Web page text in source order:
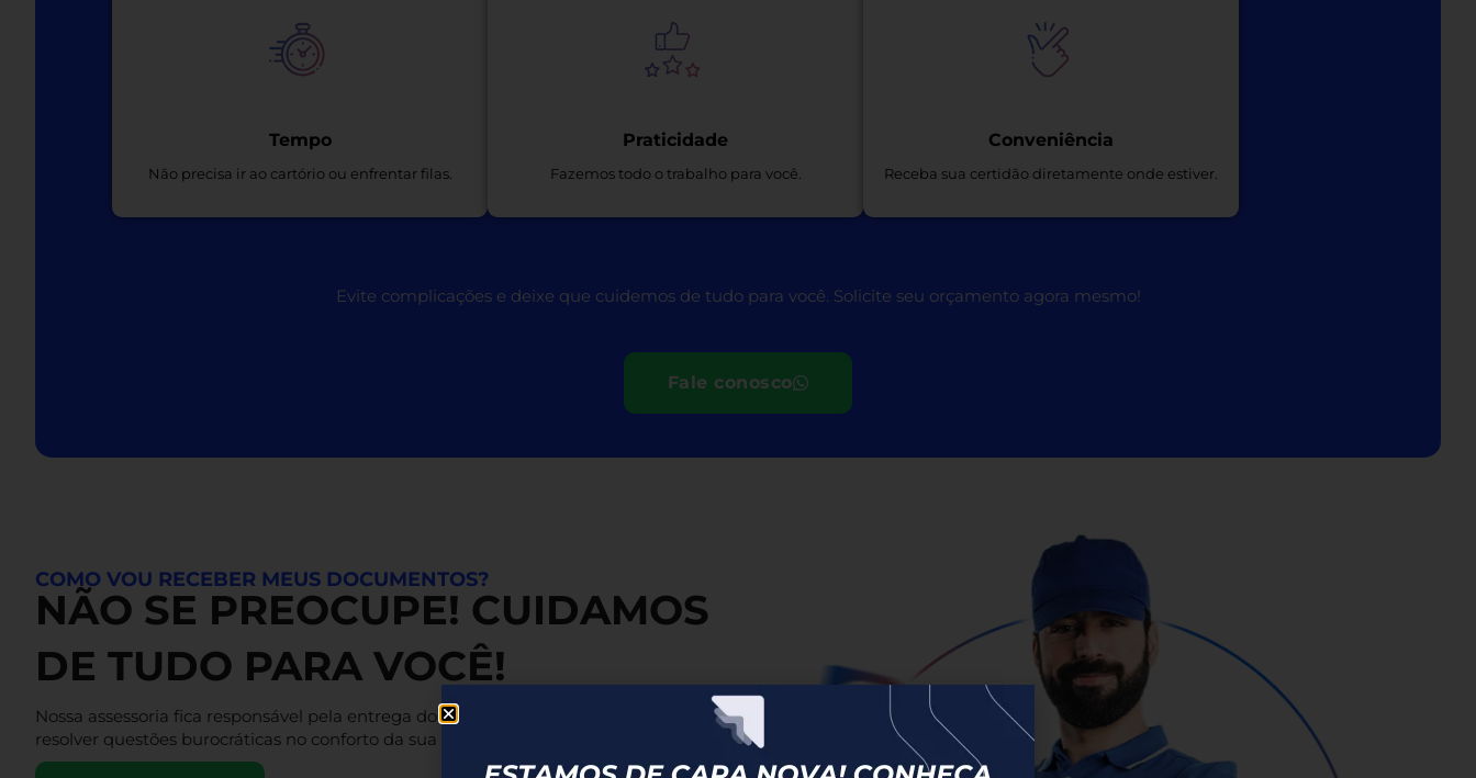
Tempo
Não precisa ir ao cartório ou enfrentar filas.
Praticidade
Fazemos todo o trabalho para você.
Conveniência
Receba sua certidão diretamente onde estiver.
Evite complicações e deixe que cuidemos de tudo para você. Solicite seu orçamento agora mesmo!
Fale conosco
COMO VOU RECEBER MEUS DOCUMENTOS?
NÃO SE PREOCUPE! CUIDAMOS
DE TUDO PARA VOCÊ!
Nossa assessoria fica responsável pela entrega dos seus Documentos! Você poderá
resolver questões burocráticas no conforto da sua Casa.